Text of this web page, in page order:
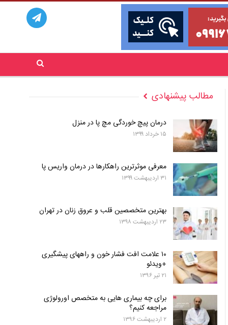
مطالب پیشنهادی
درمان پیچ خوردگی مچ پا در منزل
۱۵ خرداد ۱۳۹۹
معرفی موثرترین راهکارها در درمان واریس پا
۳۱ اردیبهشت ۱۳۹۹
بهترین متخصصین قلب و عروق زنان در تهران
۲۳ اردیبهشت ۱۳۹۸
۱۰ علامت افت فشار خون و راههای پیشگیری
+ویدئو
۲۱ تیر ۱۳۹۶
برای چه بیماری هایی به متخصص اورولوژی
مراجعه کنیم؟
۲ اردیبهشت ۱۳۹۶